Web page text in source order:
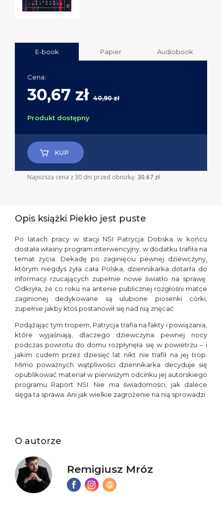
E-book Papier Audiobook
Cena:
30,67 zł 40,90 zł
Produkt dostępny
KUP
Najniższa cena z 30 dni przed obniżką: 30.67 zł
Opis książki Piekło jest puste
Po latach pracy w stacji NSI Patrycja Dobska w końcu
dostała własny program interwencyjny, w dodatku trafiła na
temat życia. Dekadę po zaginięciu pewnej dziewczyny,
którym niegdyś żyła cała Polska, dziennikarka dotarła do
informacji rzucających zupełnie nowe światło na sprawę.
Odkryła, że co roku na antenie publicznej rozgłośni matce
zaginionej dedykowane są ulubione piosenki córki,
zupełnie jakby ktoś postanowił się nad nią znęcać.
Podążając tym tropem, Patrycja trafia na fakty i powiązania,
które wyjaśniają, dlaczego dziewczyna pewnej nocy
podczas powrotu do domu rozpłynęła się w powietrzu – i
jakim cudem przez dziesięć lat nikt nie trafił na jej trop.
Mimo poważnych wątpliwości dziennikarka decyduje się
opublikować materiał w pierwszym odcinku jej autorskiego
programu Raport NSI. Nie ma świadomości, jak dalece
sięga ta sprawa. Ani jak wielkie zagrożenie na nią sprowadzi.
O autorze
Remigiusz Mróz